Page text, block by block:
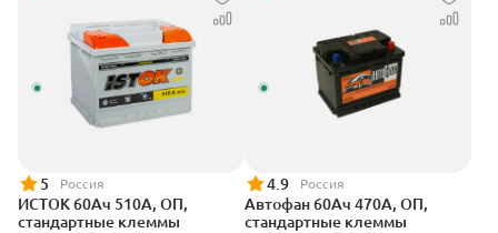
5 Россия
ИСТОК 60Ач 510А, ОП,
стандартные клеммы
4.9 Россия
Автофан 60Ач 470А, ОП,
стандартные клеммы